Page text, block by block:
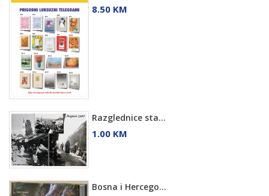
8.50 KM
Razglednice sta...
1.00 KM
Bosna i Hercego...